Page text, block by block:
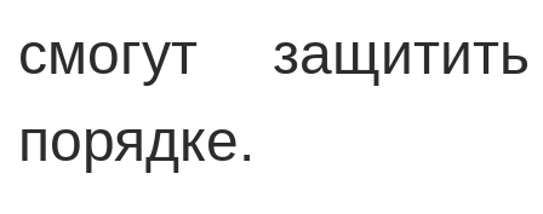
смогут
порядке.